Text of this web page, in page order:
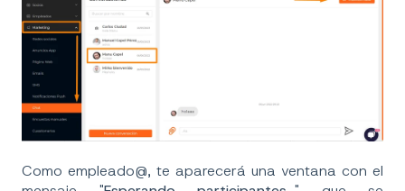
Como empleado@, te aparecerá una ventana con el